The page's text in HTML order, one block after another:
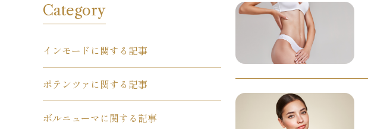
Category
インモードに関する記事
ポテンツァに関する記事
ボルニューマに関する記事